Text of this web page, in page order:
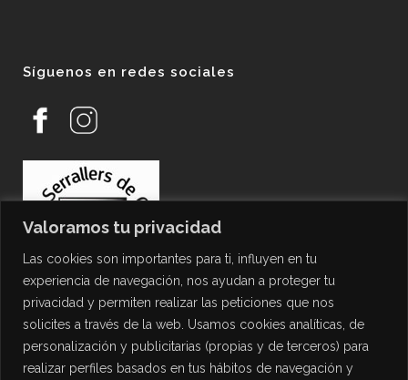
Valoramos tu privacidad
Las cookies son importantes para ti, influyen en tu
experiencia de navegación, nos ayudan a proteger tu
privacidad y permiten realizar las peticiones que nos
solicites a través de la web. Usamos cookies analíticas, de
personalización y publicitarias (propias y de terceros) para
realizar perfiles basados en tus hábitos de navegación y
Síguenos en redes sociales
PROTECCIÓN DE DATOS